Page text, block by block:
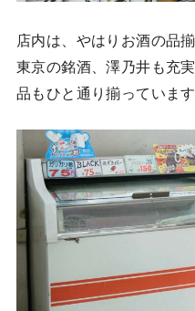
店内は、やはりお酒の品
東京の銘酒、澤乃井も充
品もひと通り揃っています